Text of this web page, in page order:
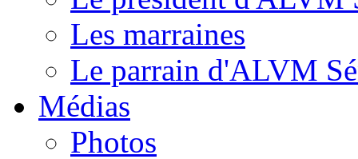
Les marraines
Le parrain d'ALVM
Médias
Photos